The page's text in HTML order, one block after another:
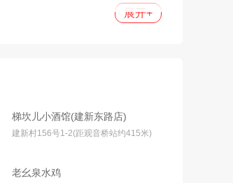
展开+
梯坎儿小酒馆(建新东路店)
建新村156号1-2(距观音桥站约415米)
老幺泉水鸡